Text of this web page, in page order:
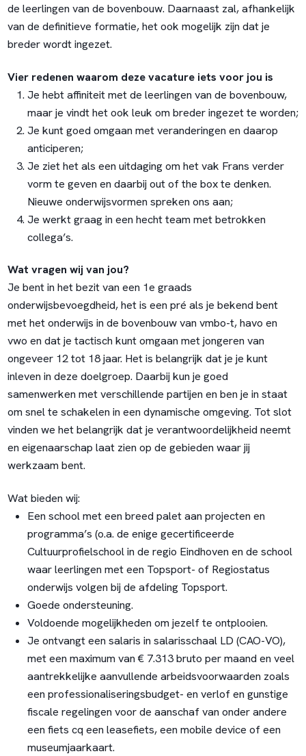
de leerlingen van de bovenbouw. Daarnaast zal, afhankelijk
van de definitieve formatie, het ook mogelijk zijn dat je
breder wordt ingezet.
Vier redenen waarom deze vacature iets voor jou is
Je hebt affiniteit met de leerlingen van de bovenbouw,
maar je vindt het ook leuk om breder ingezet te worden;
Je kunt goed omgaan met veranderingen en daarop
anticiperen;
Je ziet het als een uitdaging om het vak Frans verder
vorm te geven en daarbij out of the box te denken.
Nieuwe onderwijsvormen spreken ons aan;
Je werkt graag in een hecht team met betrokken
collega’s.
Wat vragen wij van jou?
Je bent in het bezit van een 1e graads
onderwijsbevoegdheid, het is een pré als je bekend bent
met het onderwijs in de bovenbouw van vmbo-t, havo en
vwo en dat je tactisch kunt omgaan met jongeren van
ongeveer 12 tot 18 jaar. Het is belangrijk dat je je kunt
inleven in deze doelgroep. Daarbij kun je goed
samenwerken met verschillende partijen en ben je in staat
om snel te schakelen in een dynamische omgeving. Tot slot
vinden we het belangrijk dat je verantwoordelijkheid neemt
en eigenaarschap laat zien op de gebieden waar jij
werkzaam bent.
Wat bieden wij:
Een school met een breed palet aan projecten en
programma’s (o.a. de enige gecertificeerde
Cultuurprofielschool in de regio Eindhoven en de school
waar leerlingen met een Topsport- of Regiostatus
onderwijs volgen bij de afdeling Topsport.
Goede ondersteuning.
Voldoende mogelijkheden om jezelf te ontplooien.
Je ontvangt een salaris in salarisschaal LD (CAO-VO),
met een maximum van € 7.313 bruto per maand en veel
aantrekkelijke aanvullende arbeidsvoorwaarden zoals
een professionaliseringsbudget- en verlof en gunstige
fiscale regelingen voor de aanschaf van onder andere
een fiets cq een leasefiets, een mobile device of een
museumjaarkaart.